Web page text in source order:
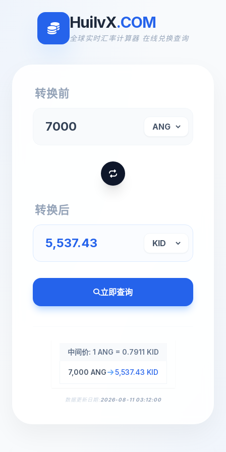
HuilvX.COM
全球实时汇率计算器 在线兑换查询
转换前
转换后
立即查询
中间价: 1 ANG = 0.7911 KID
7,000 ANG 5,537.43 KID
数据更新日期:2026-08-11 03:12:00